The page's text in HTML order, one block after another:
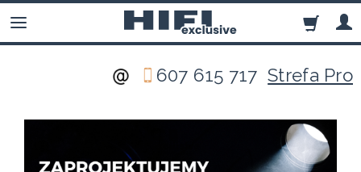
607 615 717Strefa Pro